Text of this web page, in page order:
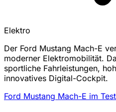
Elektro
Der Ford Mustang Mach-E
moderner Elektromobilität.
sportliche Fahrleistungen,
innovatives Digital-Cockpit.
Ford Mustang Mach-E im Test